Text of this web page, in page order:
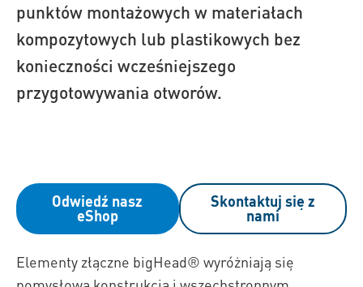
punktów montażowych w materiałach
kompozytowych lub plastikowych bez
konieczności wcześniejszego
przygotowywania otworów.
Odwiedź nasz
eShop
Skontaktuj się z
nami
Elementy złączne bigHead® wyróżniają się